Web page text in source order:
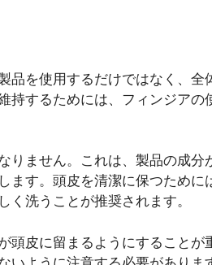
品を使用するだけではなく、全
持するためには、フィンジアの
りません。これは、製品の成分
ます。頭皮を清潔に保つために
洗うことが推奨されます。
頭皮に留まるようにすることが